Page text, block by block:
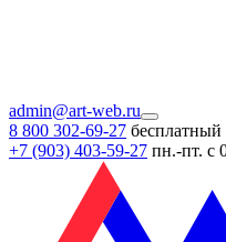
admin@art-web.ru
8 800 302-69-27 бесплатный
+7 (903) 403-59-27 пн.-пт. с